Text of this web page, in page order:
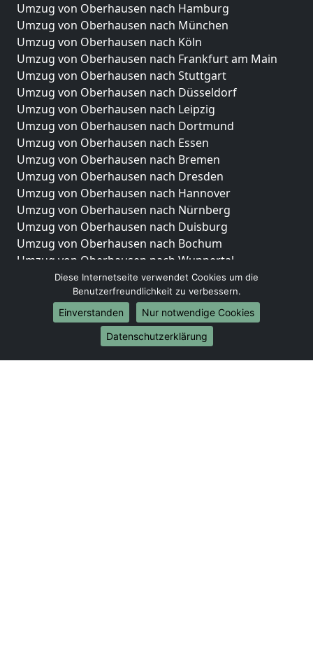
Umzug von Oberhausen nach Hamburg
Umzug von Oberhausen nach München
Umzug von Oberhausen nach Köln
Umzug von Oberhausen nach Frankfurt am Main
Umzug von Oberhausen nach Stuttgart
Umzug von Oberhausen nach Düsseldorf
Umzug von Oberhausen nach Leipzig
Umzug von Oberhausen nach Dortmund
Umzug von Oberhausen nach Essen
Umzug von Oberhausen nach Bremen
Umzug von Oberhausen nach Dresden
Umzug von Oberhausen nach Hannover
Umzug von Oberhausen nach Nürnberg
Umzug von Oberhausen nach Duisburg
Umzug von Oberhausen nach Bochum
Umzug von Oberhausen nach Wuppertal
Umzug von Oberhausen nach Bielefeld
Umzug von Oberhausen nach Bonn
Umzug von Oberhausen nach Münster
Internationale-Umzüge
Umzug von Oberhausen nach Brasilien
Diese Internetseite verwendet Cookies um die
Benutzerfreundlichkeit zu verbessern.
Einverstanden
Nur notwendige Cookies
Datenschutzerklärung